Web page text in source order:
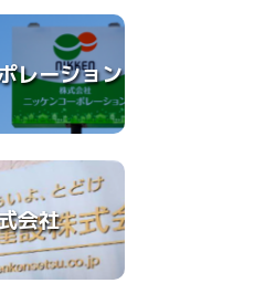
レーション
会社